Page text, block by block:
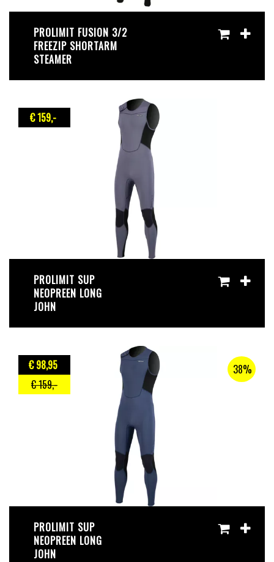
PROLIMIT FUSION 3/2
FREEZIP SHORTARM
STEAMER
€ 159,-
PROLIMIT SUP
NEOPREEN LONG
JOHN
€ 98,95
€ 159,-
38%
PROLIMIT SUP
NEOPREEN LONG
JOHN